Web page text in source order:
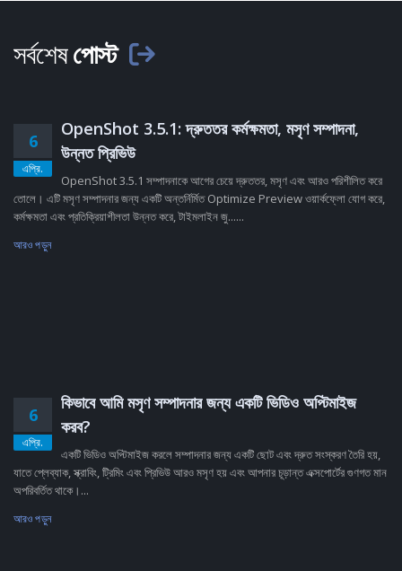
সর্বশেষপোস্ট
6
এপ্রি.
OpenShot 3.5.1: দ্রুততর কর্মক্ষমতা, মসৃণ সম্পাদনা,
উন্নত প্রিভিউ
OpenShot 3.5.1 সম্পাদনাকে আগের চেয়ে দ্রুততর, মসৃণ এবং আরও পরিশীলিত করে
তোলে। এটি মসৃণ সম্পাদনার জন্য একটি অন্তর্নির্মিত Optimize Preview ওয়ার্কফ্লো যোগ করে,
কর্মক্ষমতা এবং প্রতিক্রিয়াশীলতা উন্নত করে, টাইমলাইন জু......
আরও পড়ুন
6
এপ্রি.
কিভাবে আমি মসৃণ সম্পাদনার জন্য একটি ভিডিও অপ্টিমাইজ
করব?
একটি ভিডিও অপ্টিমাইজ করলে সম্পাদনার জন্য একটি ছোট এবং দ্রুত সংস্করণ তৈরি হয়,
যাতে প্লেব্যাক, স্ক্রাবিং, ট্রিমিং এবং প্রিভিউ আরও মসৃণ হয় এবং আপনার চূড়ান্ত এক্সপোর্টের গুণগত মান
অপরিবর্তিত থাকে।...
আরও পড়ুন